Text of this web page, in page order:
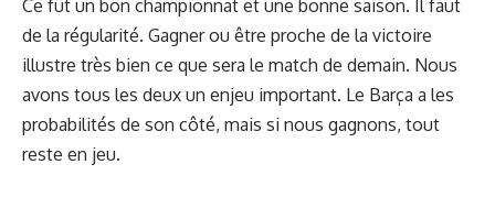
Ce fut un bon championnat et une bonne saison. Il faut
de la régularité. Gagner ou être proche de la victoire
illustre très bien ce que sera le match de demain. Nous
avons tous les deux un enjeu important. Le Barça a les
probabilités de son côté, mais si nous gagnons, tout
reste en jeu.